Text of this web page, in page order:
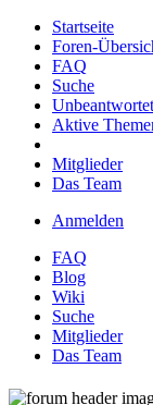
Startseite
Foren-
FAQ
Suche
Aktive
Mitglieder
Das Team
Anmelden
FAQ
Blog
Wiki
Suche
Mitglieder
Das Team